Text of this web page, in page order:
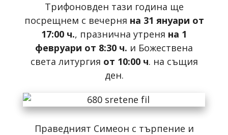
Трифоновден тази година ще
посрещнем с вечерня на 31 януари от
17:00 ч., празнична утреня на 1
февруари от 8:30 ч. и Божествена
света литургия от 10:00 ч. на същия
ден.
Праведният Симеон с търпение и